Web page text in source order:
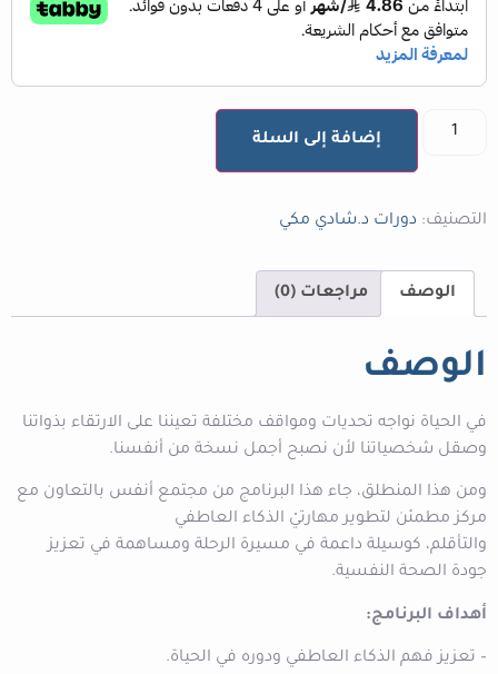
إضافة إلى السلة
التصنيف: دورات د.شادي مكي
الوصف مراجعات (0)
الوصف
في الحياة نواجه تحديات ومواقف مختلفة تعيننا على اﻻرتقاء بذواتنا
وصقل شخصياتنا لأن نصبح أجمل نسخة من أنفسنا.
ومن هذا المنطلق، جاء هذا البرنامج من مجتمع أنفس بالتعاون مع
مركز مطمئن لتطوير مهارتيْ الذكاء العاطفي
والتأقلم، كوسيلة داعمة في مسيرة الرحلة ومساهمة في تعزيز
جودة الصحة النفسية.
أهداف البرنامج:
– تعزيز فهم الذكاء العاطفي ودوره في الحياة.